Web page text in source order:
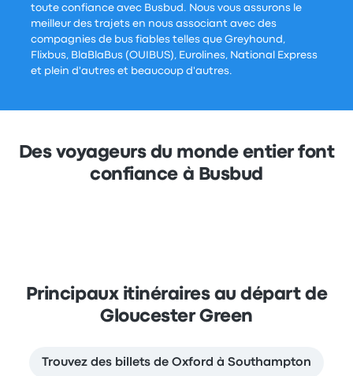
toute confiance avec Busbud. Nous vous assurons le
meilleur des trajets en nous associant avec des
compagnies de bus fiables telles que Greyhound,
Flixbus, BlaBlaBus (OUIBUS), Eurolines, National Express
et plein d'autres et beaucoup d'autres.
Des voyageurs du monde entier font
confiance à Busbud
Principaux itinéraires au départ de
Gloucester Green
Trouvez des billets de Oxford à Southampton